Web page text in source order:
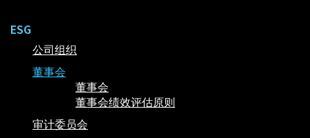
ESG
公司组织
董事会
董事会
董事会绩效评估原则
审计委员会